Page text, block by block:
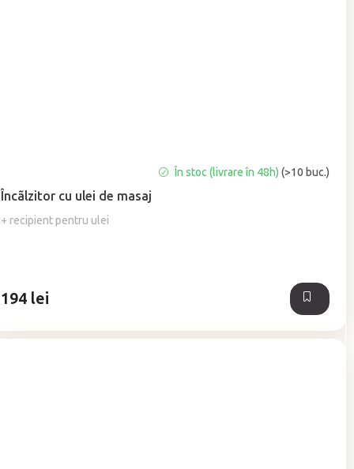
Încãlzitor cu ulei de masaj
+ recipient pentru ulei
medie
a
produsului
stele.
În stoc (livrare în 48h)(>10 buc.)
194 lei